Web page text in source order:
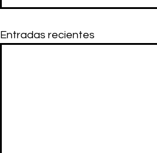
Entradas recientes